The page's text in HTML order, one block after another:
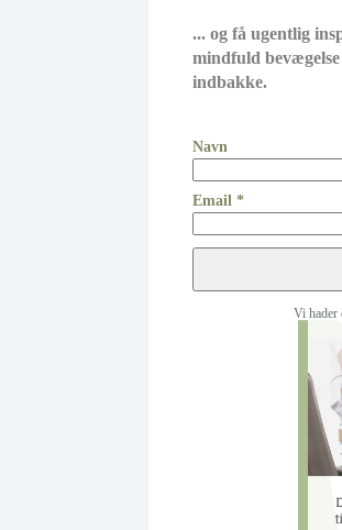
... og få ugentlig
mindfuld
indbakke.
Navn
Email *
Vi hader